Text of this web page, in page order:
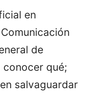
en
de
conocer qué;
salvaguardar